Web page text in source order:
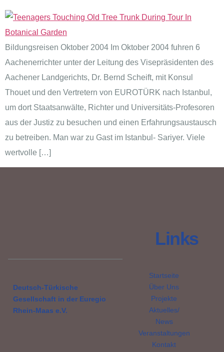
Bildungsreisen Oktober 2004 Im Oktober 2004 fuhren 6
Aachenerrichter unter der Leitung des Visepräsidenten des
Aachener Landgerichts, Dr. Bernd Scheift, mit Konsul
Thouet und den Vertretern von EUROTÜRK nach Istanbul,
um dort Staatsanwälte, Richter und Universitäts-Profesoren
aus der Justiz zu besuchen und einen Erfahrungsaustausch
zu betreiben. Man war zu Gast im Istanbul- Sariyer. Viele
wertvolle […]
Deutsch-Türkische
Gesellschaft in der Euregio
Rhein-Maas e.V.
Links
Startseite
Über Uns
Projekte
Aktuelles/
News
Veranstaltungen
Kontakt